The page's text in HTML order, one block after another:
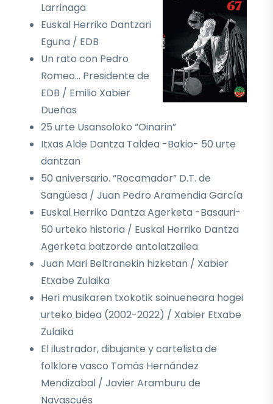
Larrinaga
Euskal Herriko Dantzari
Eguna / EDB
Un rato con Pedro
Romeo… Presidente de
EDB / Emilio Xabier
Dueñas
25 urte Usansoloko “Oinarin”
Itxas Alde Dantza Taldea -Bakio- 50 urte
dantzan
50 aniversario. “Rocamador” D.T. de
Sangüesa / Juan Pedro Aramendia García
Euskal Herriko Dantza Agerketa -Basauri-
50 urteko historia / Euskal Herriko Dantza
Agerketa batzorde antolatzailea
Juan Mari Beltranekin hizketan / Xabier
Etxabe Zulaika
Heri musikaren txokotik soinueneara hogei
urteko bidea (2002-2022) / Xabier Etxabe
Zulaika
El ilustrador, dibujante y cartelista de
folklore vasco Tomás Hernández
Mendizabal / Javier Aramburu de
Navascués